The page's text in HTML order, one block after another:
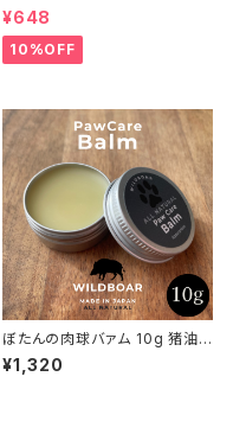
納豆 40g
¥648
10%OFF
ぼたんの肉球バァム 10g 猪油
日本ミツバチ 肉球クリーム
¥1,320